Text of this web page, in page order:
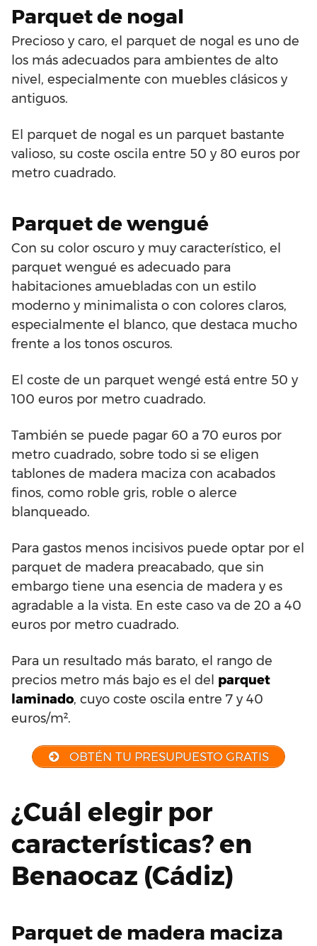
Parquet de nogal
Precioso y caro, el parquet de nogal es uno de
los más adecuados para ambientes de alto
nivel, especialmente con muebles clásicos y
antiguos.
El parquet de nogal es un parquet bastante
valioso, su coste oscila entre 50 y 80 euros por
metro cuadrado.
Parquet de wengué
Con su color oscuro y muy característico, el
parquet wengué es adecuado para
habitaciones amuebladas con un estilo
moderno y minimalista o con colores claros,
especialmente el blanco, que destaca mucho
frente a los tonos oscuros.
El coste de un parquet wengé está entre 50 y
100 euros por metro cuadrado.
También se puede pagar 60 a 70 euros por
metro cuadrado, sobre todo si se eligen
tablones de madera maciza con acabados
finos, como roble gris, roble o alerce
blanqueado.
Para gastos menos incisivos puede optar por el
parquet de madera preacabado, que sin
embargo tiene una esencia de madera y es
agradable a la vista. En este caso va de 20 a 40
euros por metro cuadrado.
Para un resultado más barato, el rango de
precios metro más bajo es el del parquet
laminado, cuyo coste oscila entre 7 y 40
euros/m².
OBTÉN TU PRESUPUESTO GRATIS
¿Cuál elegir por
características? en
Benaocaz (Cádiz)
Parquet de madera maciza